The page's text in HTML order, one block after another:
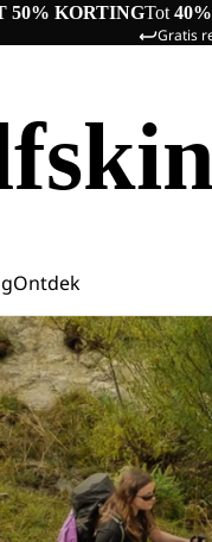
50% KORTINGTot 40%
Gratis
Ontdek